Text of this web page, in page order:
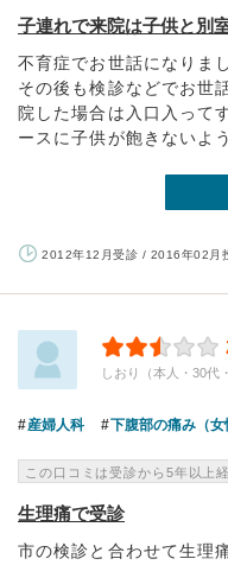
子連れで来院は子供と別
不育症でお世話になりま
その後も検診などでお世
院した場合は入口入って
ースに子供が飽きないよ
2012年12月受診 / 2016年02月
しおり（本人・30代
産婦人科 下腹部の痛み（女
この口コミは受診から5年以上
生理痛で受診
市の検診と合わせて生理